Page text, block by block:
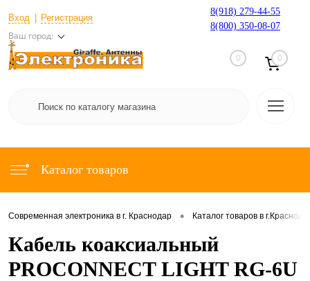
Вход Регистрация
Ваш город:
8(918) 279-44-55
8(800) 350-08-07
0 0
Каталог товаров
Современная электроника в г. Краснодар • Каталог товаров в
Кабель коаксиальный
PROCONNECT LIGHT RG-6U